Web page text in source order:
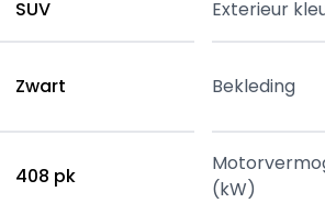
SUV Exterieur
Zwart Bekleding
408 pk
(kW)